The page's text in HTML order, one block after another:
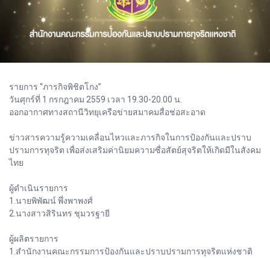
รายการ “ภารกิจพิชิตโกง”
วันศุกร์ที่ 1 กรกฎาคม 2559 เวลา 19.30-20.00 น.
ออกอากาศทางสถานีวิทยุเครือข่ายสมาคมสื่อช่อสะอาด
ข่าวสารความรู้ความเคลื่อนไหวและภารกิจในการป้องกันและปราบ
ปรามการทุจริต เพื่อส่งเสริมค่านิยมความซื่อสัตย์สุจริตให้เกิดมีในสังคม
ไทย
ผู้ดำเนินรายการ
1.นายพิพัฒน์ พึ่งพาพงศ์
2.นางสาวสิรินทร ชุมวรฐายี
ผู้ผลิตรายการ
1.สำนักงานคณะกรรมการป้องกันและปราบปรามการทุจริตแห่งชาติ